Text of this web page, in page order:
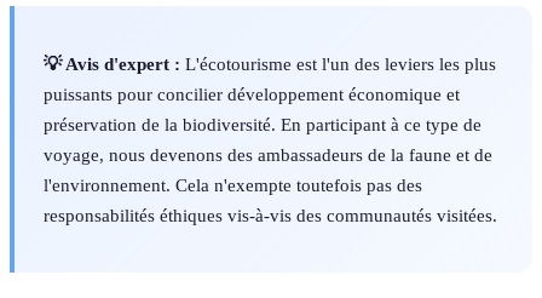
💡 Avis d'expert : L'écotourisme est l'un des leviers les plus
puissants pour concilier développement économique et
préservation de la biodiversité. En participant à ce type de
voyage, nous devenons des ambassadeurs de la faune et de
l'environnement. Cela n'exempte toutefois pas des
responsabilités éthiques vis-à-vis des communautés visitées.